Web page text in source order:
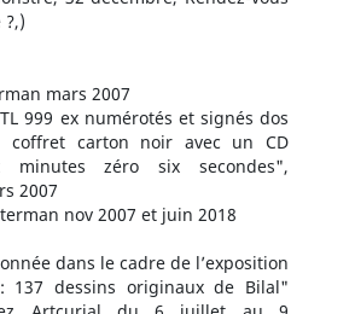
mars 2007
999 ex numérotés et signés dos
coffret carton noir avec un CD
minutes zéro six secondes",
2007
nov 2007 et juin 2018
dans le cadre de l’exposition
137 dessins originaux de Bilal"